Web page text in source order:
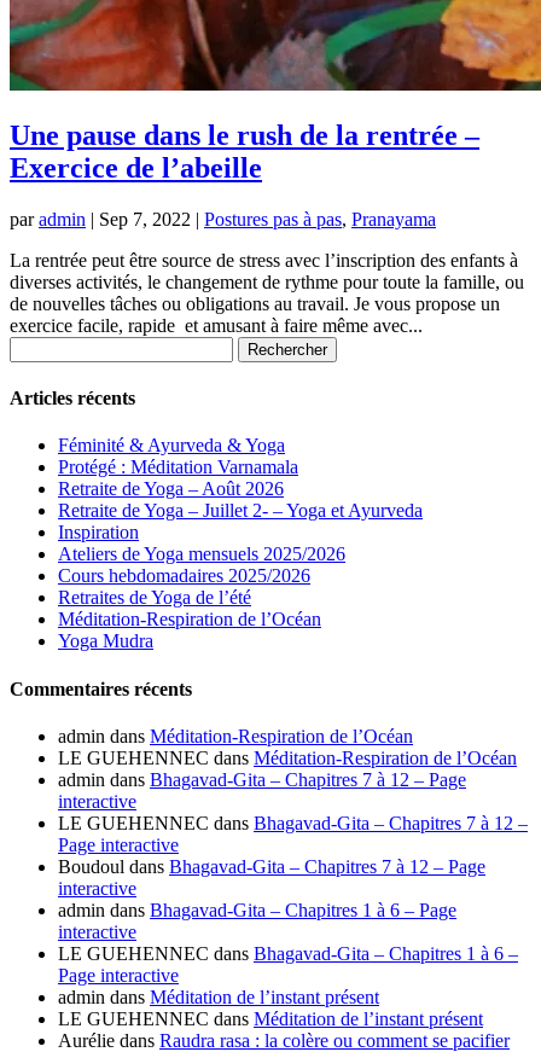
Une pause dans le rush de la rentrée –
Exercice de l’abeille
paradmin | Sep 7, 2022 | Postures pas à pas, Pranayama
La rentrée peut être source de stress avec l’inscription des enfants à
diverses activités, le changement de rythme pour toute la famille, ou
de nouvelles tâches ou obligations au travail. Je vous propose un
exercice facile, rapide et amusant à faire même avec...
Articles récents
Féminité & Ayurveda & Yoga
Protégé : Méditation Varnamala
Retraite de Yoga – Août 2026
Retraite de Yoga – Juillet 2- – Yoga et Ayurveda
Inspiration
Ateliers de Yoga mensuels 2025/2026
Cours hebdomadaires 2025/2026
Retraites de Yoga de l’été
Méditation-Respiration de l’Océan
Yoga Mudra
Commentaires récents
admin dans Méditation-Respiration de l’Océan
LE GUEHENNEC dans Méditation-Respiration de l’Océan
admin dans Bhagavad-Gita – Chapitres 7 à 12 – Page
interactive
LE GUEHENNEC dans Bhagavad-Gita – Chapitres 7 à 12 –
Page interactive
Boudoul dans Bhagavad-Gita – Chapitres 7 à 12 – Page
interactive
admin dans Bhagavad-Gita – Chapitres 1 à 6 – Page
interactive
LE GUEHENNEC dans Bhagavad-Gita – Chapitres 1 à 6 –
Page interactive
admin dans Méditation de l’instant présent
LE GUEHENNEC dans Méditation de l’instant présent
Aurélie dans Raudra rasa : la colère ou comment se pacifier